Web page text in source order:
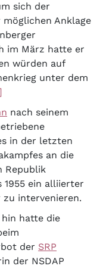
sich der
Anklage
im März hatte er
würden auf
unter dem
nach seinem
in der letzten
an die
Republik
1955 ein alliierter
intervenieren.
hatte die
der SRP
der NSDAP